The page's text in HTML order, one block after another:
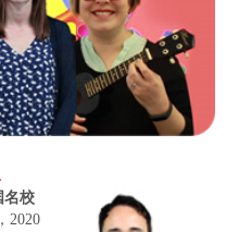
名校
2020